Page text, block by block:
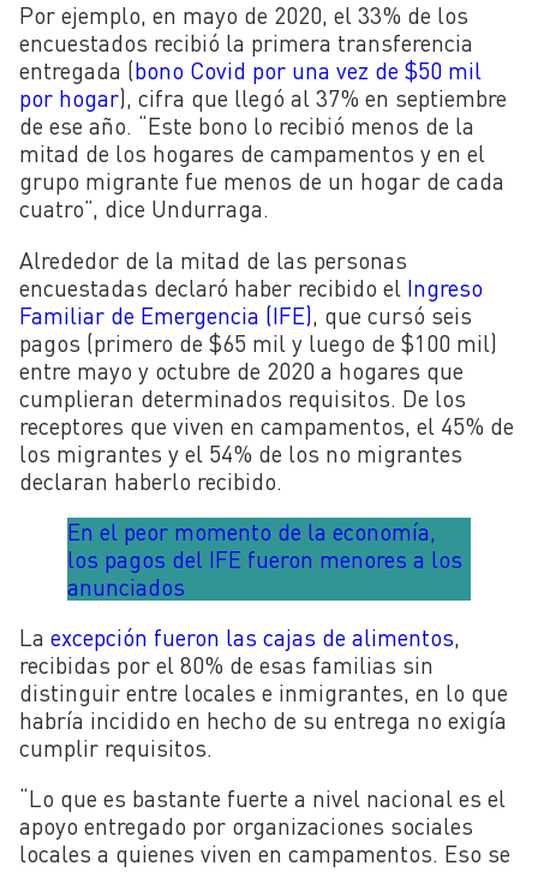
Por ejemplo, en mayo de 2020, el 33% de los
encuestados recibió la primera transferencia
entregada (bono Covid por una vez de $50 mil
por hogar), cifra que llegó al 37% en septiembre
de ese año. “Este bono lo recibió menos de la
mitad de los hogares de campamentos y en el
grupo migrante fue menos de un hogar de cada
cuatro”, dice Undurraga.
Alrededor de la mitad de las personas
encuestadas declaró haber recibido el Ingreso
Familiar de Emergencia (IFE) , que cursó seis
pagos (primero de $65 mil y luego de $100 mil)
entre mayo y octubre de 2020 a hogares que
cumplieran determinados requisitos. De los
receptores que viven en campamentos, el 45% de
los migrantes y el 54% de los no migrantes
declaran haberlo recibido.
En el peor momento de la economía,
los pagos del IFE fueron menores a los
anunciados
La excepción fueron las cajas de alimentos,
recibidas por el 80% de esas familias sin
distinguir entre locales e inmigrantes, en lo que
habría incidido en hecho de su entrega no exigía
cumplir requisitos.
“Lo que es bastante fuerte a nivel nacional es el
apoyo entregado por organizaciones sociales
locales a quienes viven en campamentos. Eso se